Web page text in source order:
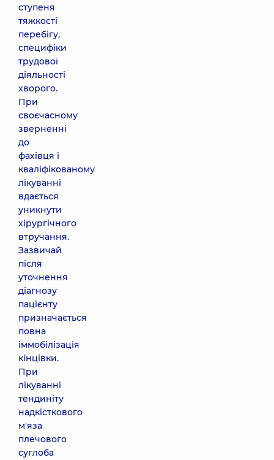
ступеня
тяжкості
перебігу,
специфіки
трудової
діяльності
хворого.
При
своєчасному
зверненні
до
фахівця і
кваліфікованому
лікуванні
вдається
уникнути
хірургічного
втручання.
Зазвичай
після
уточнення
діагнозу
пацієнту
призначається
повна
іммобілізація
кінцівки.
При
лікуванні
тендиніту
надкісткового
м'яза
плечового
суглоба